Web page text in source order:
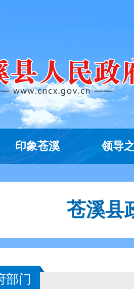
印象苍溪 领导
苍溪县
部门